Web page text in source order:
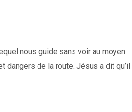
ou
diminuer
nous guide sans voir au moyen
dangers de la route. Jésus a dit qu’il